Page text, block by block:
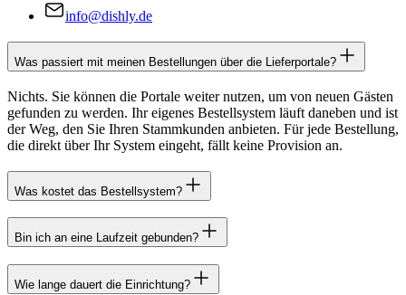
info@dishly.de
Was passiert mit meinen Bestellungen über die Lieferportale?
Nichts. Sie können die Portale weiter nutzen, um von neuen Gästen
gefunden zu werden. Ihr eigenes Bestellsystem läuft daneben und ist
der Weg, den Sie Ihren Stammkunden anbieten. Für jede Bestellung,
die direkt über Ihr System eingeht, fällt keine Provision an.
Was kostet das Bestellsystem?
Bin ich an eine Laufzeit gebunden?
Wie lange dauert die Einrichtung?